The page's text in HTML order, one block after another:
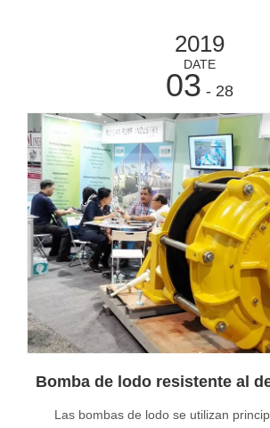
2019
DATE
03 - 28
Las bombas de lodo se utilizan